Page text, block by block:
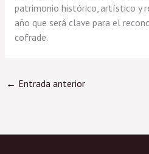
patrimonio histórico, artístico y
año que será clave para el
cofrade.
← Entrada anterior